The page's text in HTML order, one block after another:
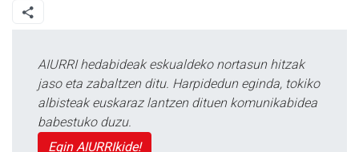
AIURRI hedabideak eskualdeko nortasun hitzak
jaso eta zabaltzen ditu. Harpidedun eginda, tokiko
albisteak euskaraz lantzen dituen komunikabidea
babestuko duzu.
Egin AIURRIkide!